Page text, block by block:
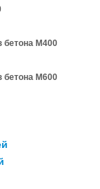
бетона М400
бетона М600